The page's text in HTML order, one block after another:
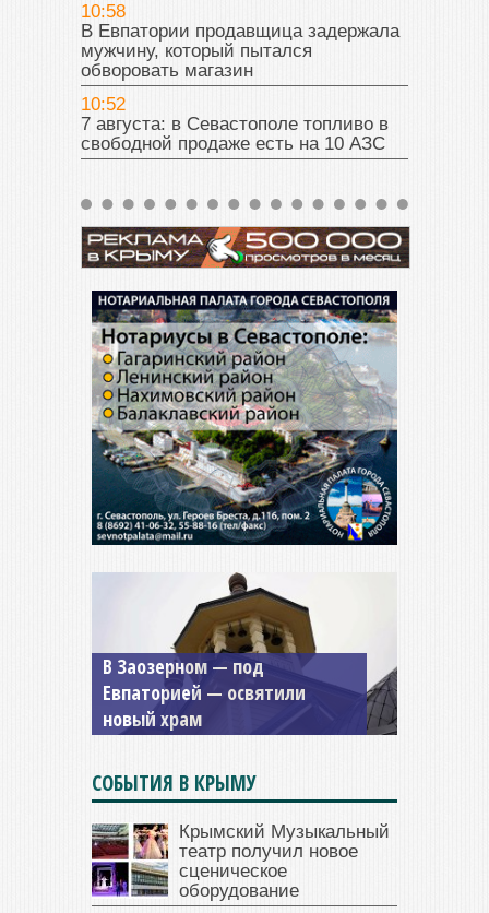
10:58
В Евпатории продавщица задержала
мужчину, который пытался
обворовать магазин
10:52
7 августа: в Севастополе топливо в
свободной продаже есть на 10 АЗС
В Заозерном — под
Евпаторией — освятили
новый храм
Мужской монастырь Косьмы
и Дамиана в Крыму вновь
открыт для посещения
СОБЫТИЯ В КРЫМУ
Крымский Музыкальный
театр получил новое
сценическое
оборудование